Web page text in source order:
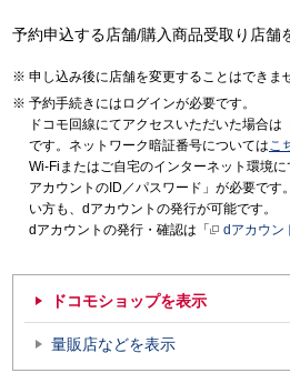
予約申込する店舗/購入商品受取り店舗
申し込み後に店舗を変更することはできま
予約手続きにはログインが必要です。
ドコモ回線にてアクセスいただいた場合
です。ネットワーク暗証番号についてはこ
Wi-Fiまたはご自宅のインターネット環境
アカウントのID／パスワード」が必要です
い方も、dアカウントの発行が可能です。
dアカウントの発行・確認は「
dアカウン
ドコモショップを表示
量販店などを表示